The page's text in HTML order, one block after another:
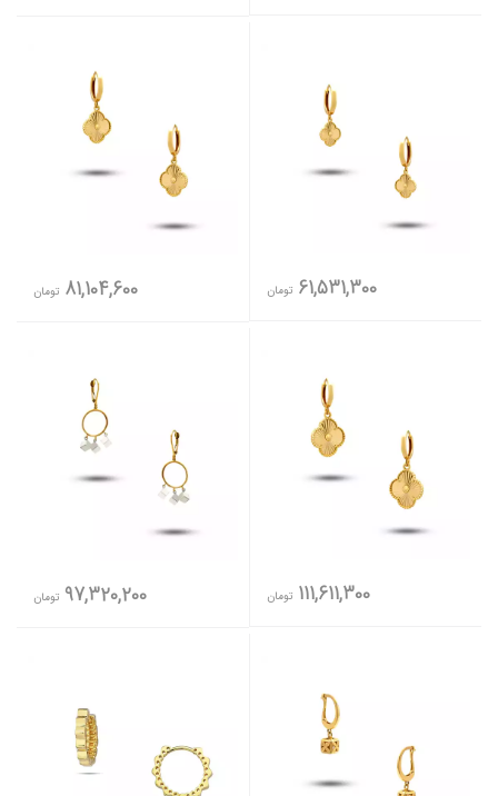
61,531,300 تومان 81,104,600 تومان
111,611,300 تومان 97,320,200 تومان